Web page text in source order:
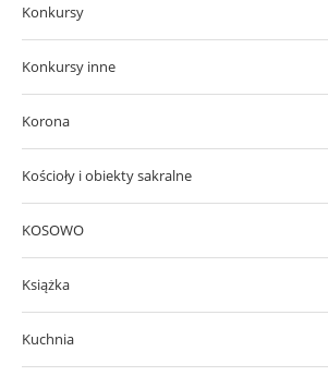
Konkursy
Konkursy inne
Korona
Kościoły i obiekty sakralne
KOSOWO
Książka
Kuchnia